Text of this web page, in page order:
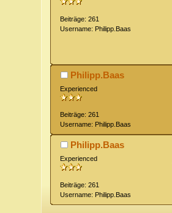
Beiträge: 261
Username: Philipp.Baas
Philipp.Baas
Experienced
Beiträge: 261
Username: Philipp.Baas
Philipp.Baas
Experienced
Beiträge: 261
Username: Philipp.Baas